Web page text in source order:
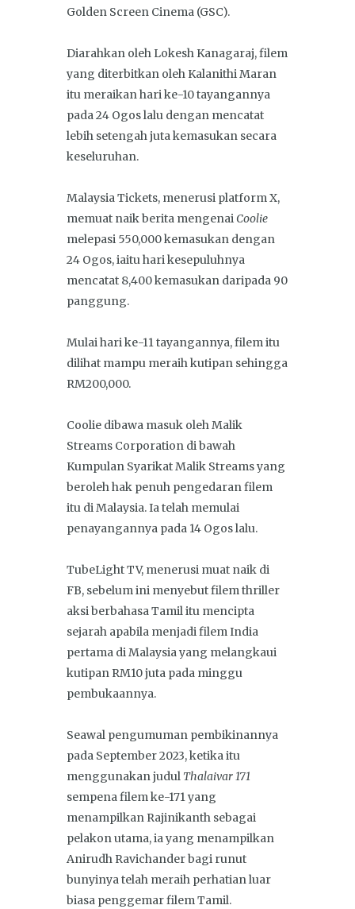
Golden Screen Cinema (GSC).
Diarahkan oleh Lokesh Kanagaraj, filem
yang diterbitkan oleh Kalanithi Maran
itu meraikan hari ke-10 tayangannya
pada 24 Ogos lalu dengan mencatat
lebih setengah juta kemasukan secara
keseluruhan.
Malaysia Tickets, menerusi platform X,
memuat naik berita mengenaiCoolie
melepasi 550,000 kemasukan dengan
24 Ogos, iaitu hari kesepuluhnya
mencatat 8,400 kemasukan daripada 90
panggung.
Mulai hari ke-11 tayangannya, filem itu
dilihat mampu meraih kutipan sehingga
RM200,000.
Coolie dibawa masuk oleh Malik
Streams Corporation di bawah
Kumpulan Syarikat Malik Streams yang
beroleh hak penuh pengedaran filem
itu di Malaysia. Ia telah memulai
penayangannya pada 14 Ogos lalu.
TubeLight TV, menerusi muat naik di
FB, sebelum ini menyebut filem thriller
aksi berbahasa Tamil itu mencipta
sejarah apabila menjadi filem India
pertama di Malaysia yang melangkaui
kutipan RM10 juta pada minggu
pembukaannya.
Seawal pengumuman pembikinannya
pada September 2023, ketika itu
menggunakan judul Thalaivar 171
sempena filem ke-171 yang
menampilkan Rajinikanth sebagai
pelakon utama, ia yang menampilkan
Anirudh Ravichander bagi runut
bunyinya telah meraih perhatian luar
biasa penggemar filem Tamil.